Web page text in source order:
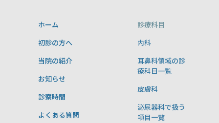
ホーム
初診の方へ
当院の紹介
お知らせ
診察時間
よくある質問
診療科目
内科
耳鼻科領域の診
療科目一覧
皮膚科
泌尿器科で扱う
項目一覧